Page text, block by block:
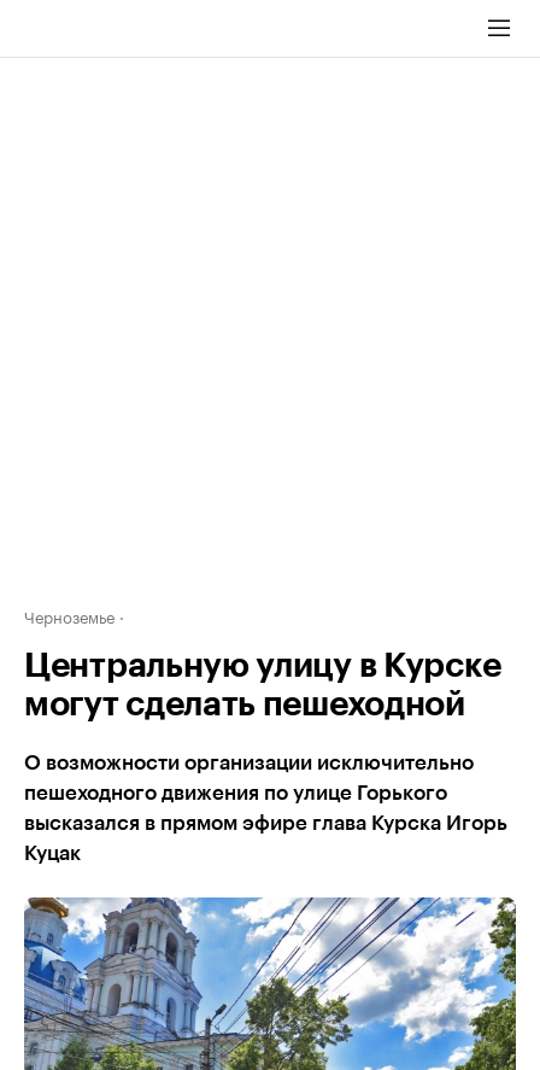
Черноземье
Центральную улицу в Курске
могут сделать пешеходной
О возможности организации исключительно
пешеходного движения по улице Горького
высказался в прямом эфире глава Курска Игорь
Куцак